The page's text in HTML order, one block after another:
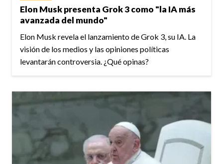
Elon Musk presenta Grok 3 como "la IA más
avanzada del mundo"
Elon Musk revela el lanzamiento de Grok 3, su IA. La
visión de los medios y las opiniones políticas
levantarán controversia. ¿Qué opinas?